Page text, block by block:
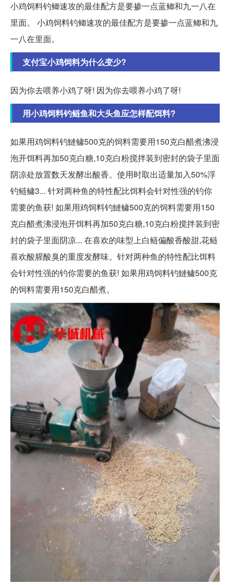
小鸡饲料钓鲫速攻的最佳配方是要掺一点蓝鲫和九一八在
里面。 小鸡饲料钓鲫速攻的最佳配方是要掺一点蓝鲫和九
一八在里面。
支付宝小鸡饲料为什么变少?
因为你去喂养小鸡了呀! 因为你去喂养小鸡了呀!
用小鸡饲料钓鲢鱼和大头鱼应怎样配饵料?
如果用鸡饲料钓鰱鳙500克的饲料需要用150克白醋煮沸浸
泡开饵料再加50克白糖,10克白粉搅拌装到密封的袋子里面
阴凉处放置数天发酵出酸香。使用时取出适量加入50%浮
钓鲢鳙3... 针对两种鱼的特性配比饵料会针对性强的钓你
需要的鱼获! 如果用鸡饲料钓鰱鳙500克的饲料需要用150
克白醋煮沸浸泡开饵料再加50克白糖,10克白粉搅拌装到密
封的袋子里面阴凉... 在喜欢的味型上白鲢偏酸香酸甜,花鲢
喜欢酸腥酸臭的重度发酵味。针对两种鱼的特性配比饵料
会针对性强的钓你需要的鱼获! 如果用鸡饲料钓鰱鳙500克
的饲料需要用150克白醋煮。